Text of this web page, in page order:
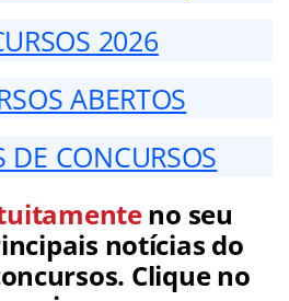
2026
ABERTOS
DE CONCURSOS
no seu
notícias do
Clique no